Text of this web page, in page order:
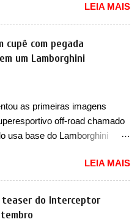
do Logus que chegava
de atraso. A invasão de 1994
franceses, alemães,
que chegaram
em nosso mercado. Os
foram o Renault R19 que
de carroceria, sendo duas
a famosa Kia Besta, o Vol...
as primeiras mudanças
de hatch com SUV que é
chinês desde o
2024. Agora, o modelo passará
mudança visual e também
Vendido na Europa como 02
apenas como ‘20’. Junto das
a marca confirmou que ele
primeiros produtos da
em 1’, também chamado de
uma melhoria de
e integra 12 elementos de
eles, motor elétrico, controlador
LEIA MAIS
cupê com pegada
um Lamborghini
as primeiras imagens
off-road chamado
usa base do Lamborghini
imagens teaser de um
que vai oferecer aos seus
se do Dune, um cupê
terá uma proposta off-road
LEIA MAIS
teaser do Interceptor